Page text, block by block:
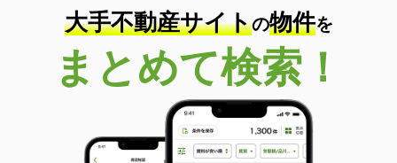
間取り
ワンルーム
兵庫県三木市志染町東自由が丘１丁目
価 格
6万円
兵庫県三木市志染町東自由が丘１丁目
22.77m²
間取り
ワンルーム
大手不動産サイトの物件を
まとめて検索！